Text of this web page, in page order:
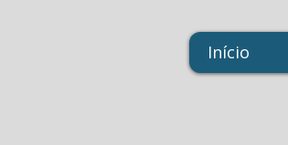
Início